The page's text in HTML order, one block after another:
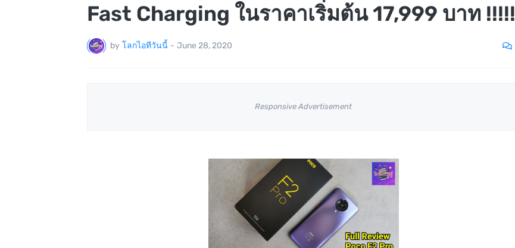
Fast Charging ในราคาเริ่มต้น 17,999 บาท !!!!!
by โลกไอทีวันนี้ - June 28, 2020
Responsive Advertisement